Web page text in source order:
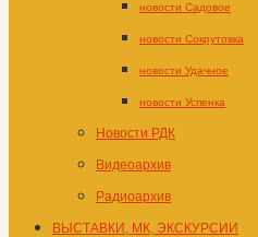
новости Садовое
новости Сокрутовка
новости Удачное
новости Успенка
Новости РДК
Видеоархив
Радиоархив
ВЫСТАВКИ, МК, ЭКСКУРСИИ